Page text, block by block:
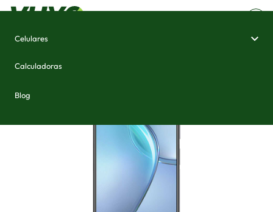
Celulares
Calculadoras
Blog